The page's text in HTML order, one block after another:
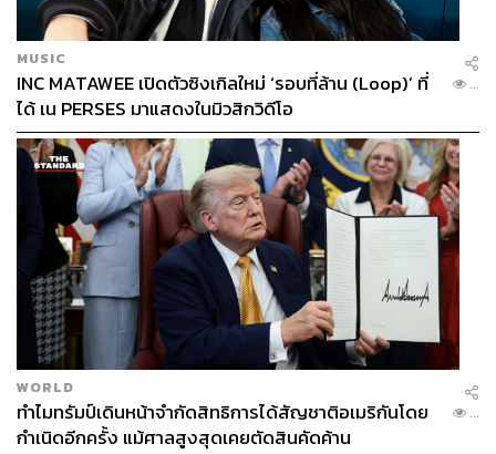
MUSIC
INC MATAWEE เปิดตัวซิงเกิลใหม่ ‘รอบที่ล้าน (Loop)’ ที่
ได้ เน PERSES มาแสดงในมิวสิกวิดีโอ
...
WORLD
ทำไมทรัมป์เดินหน้าจำกัดสิทธิการได้สัญชาติอเมริกันโดย
กำเนิดอีกครั้ง แม้ศาลสูงสุดเคยตัดสินคัดค้าน
...